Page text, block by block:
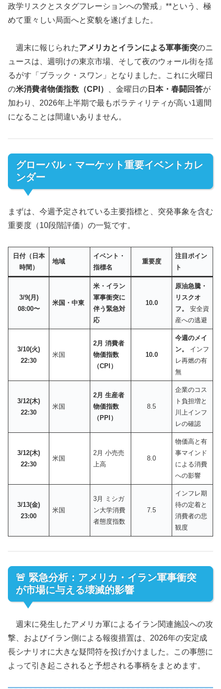
政学リスクとスタグフレーションへの警戒」**という、極
めて重々しい局面へと変貌を遂げました。
週末に報じられたアメリカとイランによる軍事衝突のニ
ュースは、週明けの東京市場、そして夜のウォール街を揺
るがす「ブラック・スワン」となりました。これに火曜日
の米消費者物価指数（CPI） 、金曜日の 日本・春闘回答が
加わり、2026年上半期で最もボラティリティが高い1週間
になることは間違いありません。
グローバル・マーケット重要イベントカレ
ンダー
まずは、今週予定されている主要指標と、突発事象を含む
重要度（10段階評価）の一覧です。
日付（日本
時間）
地域
イベント・
指標名
重要度
注目ポイン
ト
3/9(月)
08:00〜
米国・中東
米・イラン
軍事衝突に
伴う緊急対
応
10.0
原油急騰・
リスクオ
フ。
安全資
産への逃避
3/10(火)
22:30
米国
2月 消費者
物価指数
（CPI）
10.0
今週のメイ
ン。
インフ
レ再燃の有
無
3/12(木)
22:30
米国
2月 生産者
物価指数
（PPI）
8.5
企業のコス
ト負担増と
川上インフ
レの確認
3/12(木)
22:30
米国
2月 小売売
上高
8.0
物価高と有
事マインド
による消費
への影響
3/13(金)
23:00
米国
3月 ミシガ
ン大学消費
者態度指数
7.5
インフレ期
待の定着と
消費者の悲
観度
🚨 緊急分析：アメリカ・イラン軍事衝突
が市場に与える壊滅的影響
週末に発生したアメリカ軍によるイラン関連施設への攻
撃、およびイラン側による報復措置は、2026年の安定成
長シナリオに大きな疑問符を投げかけました。この事態に
よって引き起こされると予想される事柄をまとめます。